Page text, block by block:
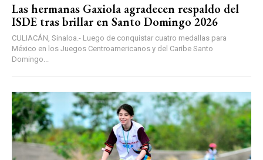
Las hermanas Gaxiola agradecen respaldo del
ISDE tras brillar en Santo Domingo 2026
CULIACÁN, Sinaloa.- Luego de conquistar cuatro medallas para
México en los Juegos Centroamericanos y del Caribe Santo
Domingo...